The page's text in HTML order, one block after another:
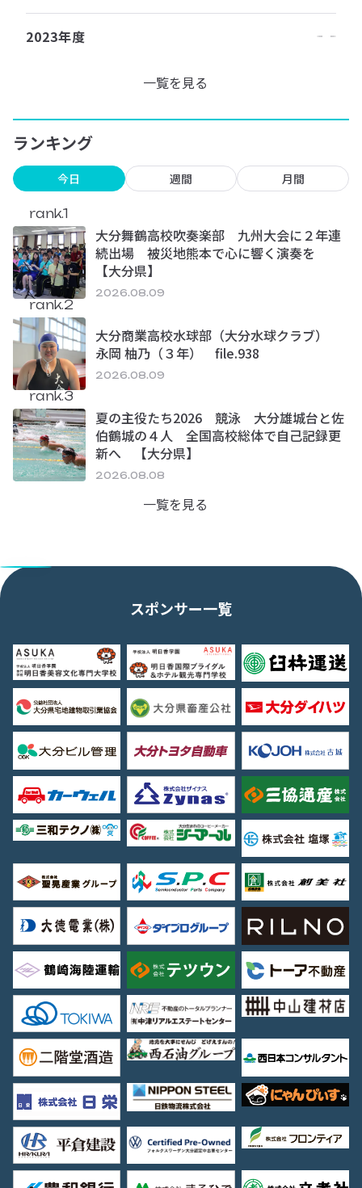
2023年度
一覧を見る
ランキング
今日 週間 月間
rank.1
大分舞鶴高校吹奏楽部 九州大会に２年連
続出場 被災地熊本で心に響く演奏を
【大分県】
2026.08.09
rank.2
大分商業高校水球部（大分水球クラブ）
永岡 柚乃（３年） file.938
2026.08.09
rank.3
夏の主役たち2026 競泳 大分雄城台と佐
伯鶴城の４人 全国高校総体で自己記録更
新へ 【大分県】
2026.08.08
一覧を見る
スポンサー一覧